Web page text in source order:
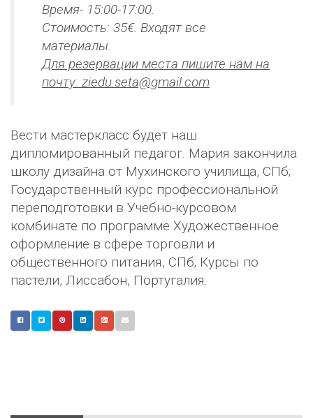
Время- 15:00-17:00.
Стоимость: 35€. Входят все
материалы.
Для резервации места пишите нам на
почту: ziedu.seta@gmail.com
Вести мастеркласс будет наш
дипломированный педагог. Мария закончила
школу дизайна от Мухинского училища, СПб;
Государственный курс профессиональной
переподготовки в Учебно-курсовом
комбинате по программе Художественное
оформление в сфере торговли и
общественного питания, СПб; Курсы по
пастели, Лиссабон, Португалия.